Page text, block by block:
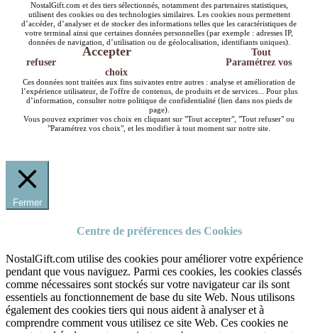
NostalGift.com et des tiers sélectionnés, notamment des partenaires statistiques,
utilisent des cookies ou des technologies similaires. Les cookies nous permettent
d’accéder, d’analyser et de stocker des informations telles que les caractéristiques de
votre terminal ainsi que certaines données personnelles (par exemple : adresses IP,
données de navigation, d’utilisation ou de géolocalisation, identifiants uniques).
Accepter
Tout
refuser
Paramétrez vos
choix
Ces données sont traitées aux fins suivantes entre autres : analyse et amélioration de
l’expérience utilisateur, de l'offre de contenus, de produits et de services... Pour plus
d’information, consulter notre politique de confidentialité (lien dans nos pieds de
page).
Vous pouvez exprimer vos choix en cliquant sur "Tout accepter", "Tout refuser" ou
"Paramétrez vos choix", et les modifier à tout moment sur notre site.
Fermer
Centre de préférences des Cookies
NostalGift.com utilise des cookies pour améliorer votre expérience
pendant que vous naviguez. Parmi ces cookies, les cookies classés
comme nécessaires sont stockés sur votre navigateur car ils sont
essentiels au fonctionnement de base du site Web. Nous utilisons
également des cookies tiers qui nous aident à analyser et à
comprendre comment vous utilisez ce site Web. Ces cookies ne